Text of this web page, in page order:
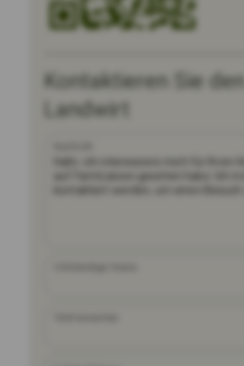
Kontaktieren Sie den
Landwirt